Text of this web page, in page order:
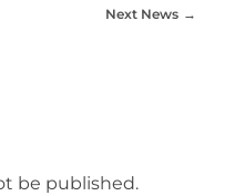
Next News
be published.